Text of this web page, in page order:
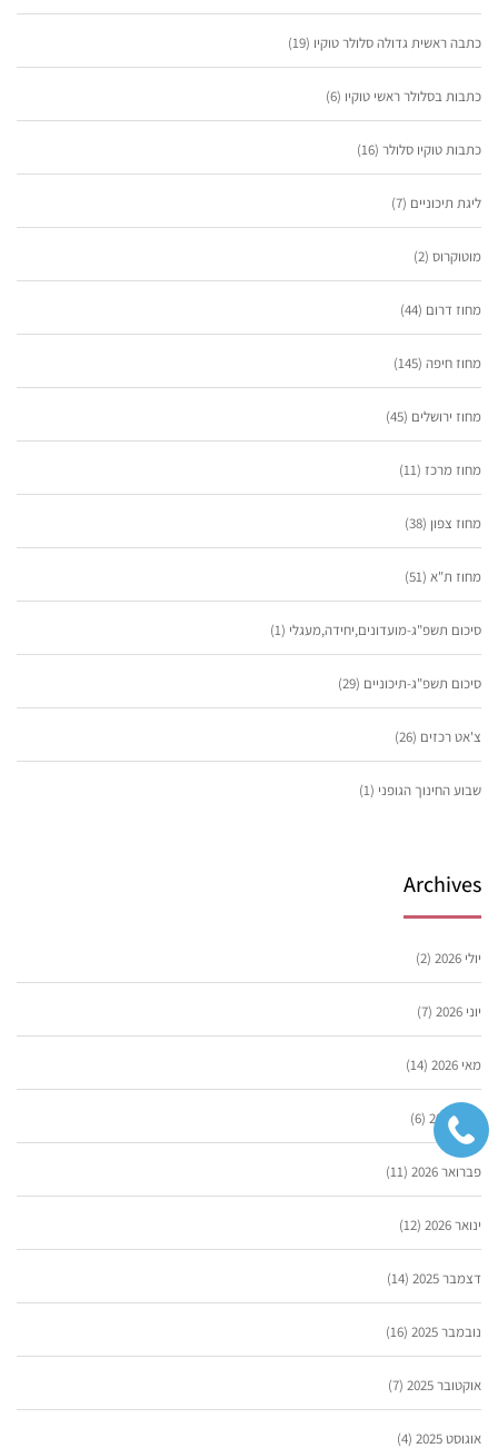
כתבה ראשית גדולה סלולר טוקיו (19)
כתבות בסלולר ראשי טוקיו (6)
כתבות טוקיו סלולר (16)
ליגת תיכוניים (7)
מוטוקרוס (2)
מחוז דרום (44)
מחוז חיפה (145)
מחוז ירושלים (45)
מחוז מרכז (11)
מחוז צפון (38)
מחוז ת"א (51)
סיכום תשפ"ג-מועדונים,יחידה,מעגלי (1)
סיכום תשפ"ג-תיכוניים (29)
צ'אט רכזים (26)
שבוע החינוך הגופני (1)
Archives
יולי 2026 (2)
יוני 2026 (7)
מאי 2026 (14)
מרץ 2026 (6)
פברואר 2026 (11)
ינואר 2026 (12)
דצמבר 2025 (14)
נובמבר 2025 (16)
אוקטובר 2025 (7)
אוגוסט 2025 (4)